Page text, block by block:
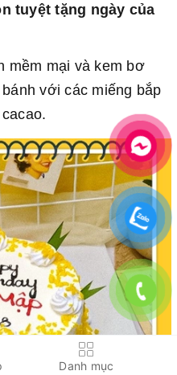
tuyệt tặng ngày của
mềm mại và kem bơ
với các miếng bắp
Danh mục